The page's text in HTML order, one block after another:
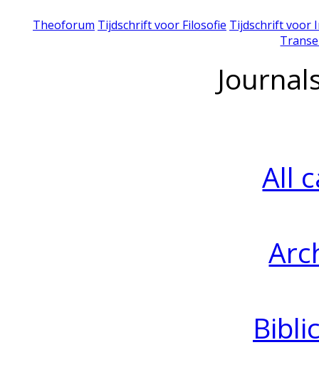
Theoforum Tijdschrift voor Filosofie Tijdschrift voor
All